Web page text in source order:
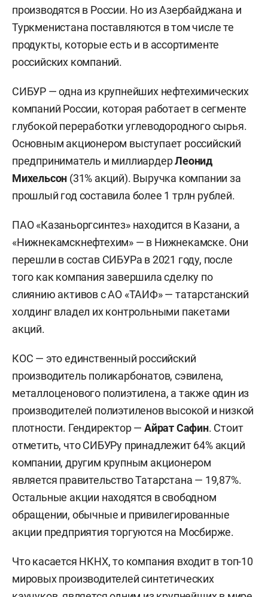
производятся в России. Но из Азербайджана и
Туркменистана поставляются в том числе те
продукты, которые есть и в ассортименте
российских компаний.
СИБУР — одна из крупнейших нефтехимических
компаний России, которая работает в сегменте
глубокой переработки углеводородного сырья.
Основным акционером выступает российский
предприниматель и миллиардерЛеонид
Михельсон (31% акций). Выручка компании за
прошлый год составила более 1 трлн рублей.
ПАО «Казаньоргсинтез» находится в Казани, а
«Нижнекамскнефтехим» — в Нижнекамске. Они
перешли в состав СИБУРа в 2021 году, после
того как компания завершила сделку по
слиянию активов с АО «ТАИФ» — татарстанский
холдинг владел их контрольными пакетами
акций.
КОС — это единственный российский
производитель поликарбонатов, сэвилена,
металлоценового полиэтилена, а также один из
производителей полиэтиленов высокой и низкой
плотности. Гендиректор —Айрат Сафин. Стоит
отметить, что СИБУРу принадлежит 64% акций
компании, другим крупным акционером
является правительство Татарстана — 19,87%.
Остальные акции находятся в свободном
обращении, обычные и привилегированные
акции предприятия торгуются на Мосбирже.
Что касается НКНХ, то компания входит в топ-10
мировых производителей синтетических